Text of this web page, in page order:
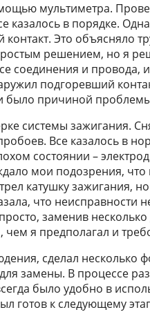
мультиметра.
казалось в порядке.
Это объясняло
решением, но я
соединения и
подгоревший
было причиной
системы зажигания.
Все казалось в
состоянии –
мои подозрения,
катушку зажигания,
что
заменив
чем я предполагал и
сделал несколько
замены. В процессе
было удобно в
готов к следующему